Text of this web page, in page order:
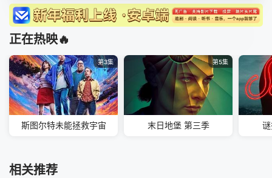
正在热映🔥
第3集
斯图尔特未能拯救宇宙
第5集
末日地堡 第三季
相关推荐